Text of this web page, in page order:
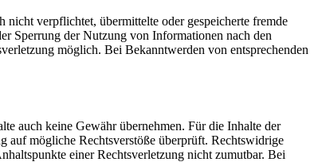
verpflichtet, übermittelte oder gespeicherte fremde
Sperrung der Nutzung von Informationen nach den
möglich. Bei Bekanntwerden von entsprechenden
auch keine Gewähr übernehmen. Für die Inhalte der
auf mögliche Rechtsverstöße überprüft. Rechtswidrige
einer Rechtsverletzung nicht zumutbar. Bei